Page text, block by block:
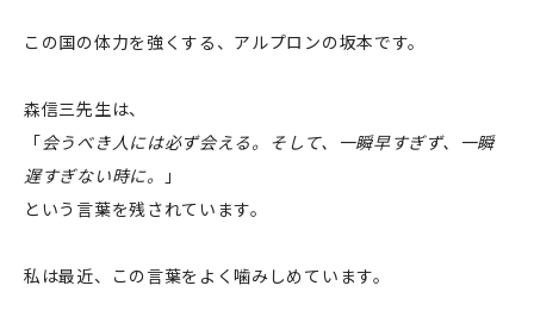
この国の体力を強くする、アルプロンの坂本です。
森信三先生は、
「会うべき人には必ず会える。そして、一瞬早すぎず、一瞬
遅すぎない時に。
」
という言葉を残されています。
私は最近、この言葉をよく噛みしめています。